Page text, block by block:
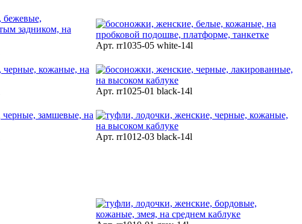
Арт. rr1035-05 white-14l
Арт. rr1025-01 black-14l
Арт. rr1012-03 black-14l